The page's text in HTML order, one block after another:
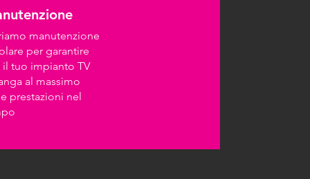
manutenzione
per garantire
il tuo impianto TV
al massimo
prestazioni nel